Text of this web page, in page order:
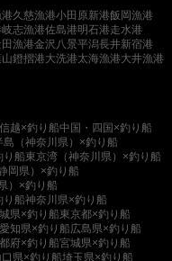
久慈漁港小田原新港飯岡漁港
岐志漁港佐島港明石港走水港
漁港金沢八景平潟長井新宿港
鐙摺港大洗港太海漁港大井漁港
越×釣り船中国・四国×釣り船
島（神奈川県）×釣り船
り船東京湾（神奈川県）×釣り船
岡県）×釣り船
）×釣り船
り船神奈川県×釣り船
県×釣り船東京都×釣り船
愛知県×釣り船広島県×釣り船
府×釣り船宮城県×釣り船
口県×釣り船埼玉県×釣り船